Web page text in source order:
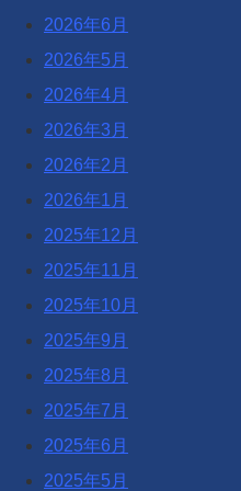
2026年6月
2026年5月
2026年4月
2026年3月
2026年2月
2026年1月
2025年12月
2025年11月
2025年10月
2025年9月
2025年8月
2025年7月
2025年6月
2025年5月